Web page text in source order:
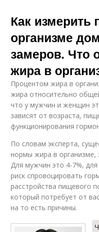
Как измерить
организме
замеров. Что
жира в
Процентом жира в
жира относительно
что у мужчин и женщин
зависят от возраста,
функционирования
По словам эксперта,
нормы жира в организме,
Для мужчин это 4-7%,
риск спровоцировать
расстройства пищевого
который потребует от
на то есть причины.